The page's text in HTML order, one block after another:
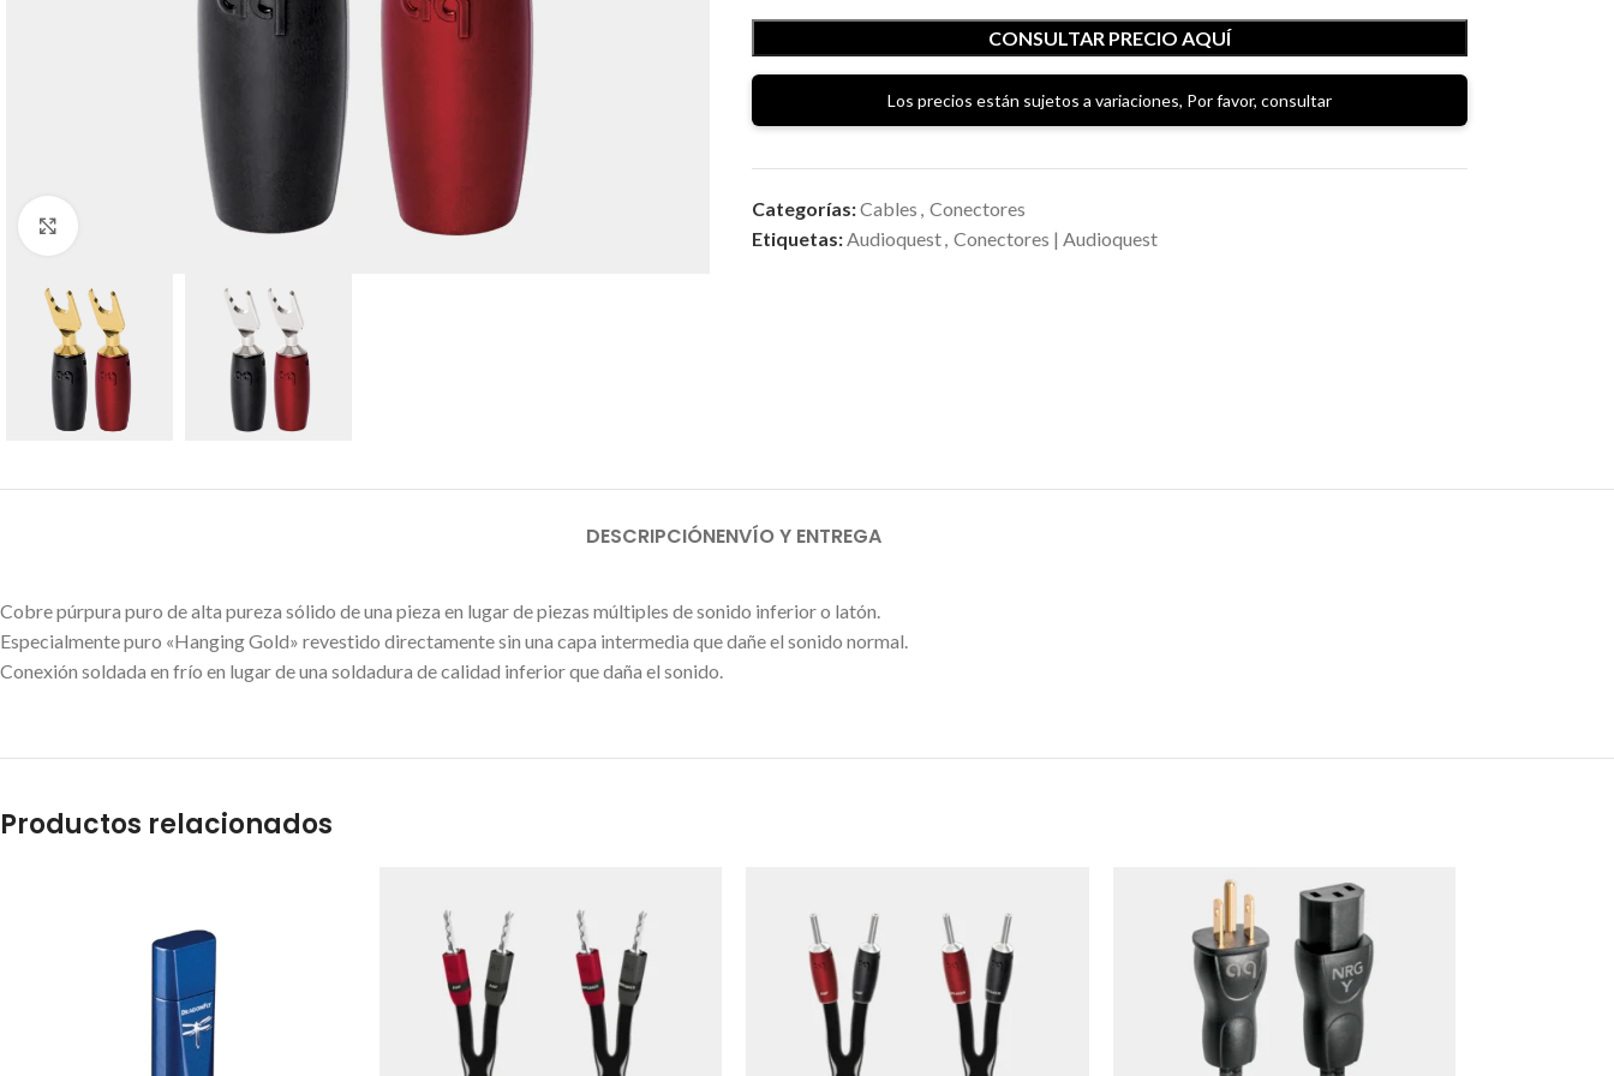
Click para agrandar imagen
CONSULTAR PRECIO AQUÍ
Los precios están sujetos a variaciones, Por favor, consultar
Categorías:Cables , Conectores
Etiquetas:Audioquest, Conectores | Audioquest
DESCRIPCIÓNENVÍO Y ENTREGA
Cobre púrpura puro de alta pureza sólido de una pieza en lugar de piezas múltiples de sonido inferior o latón.
Especialmente puro «Hanging Gold» revestido directamente sin una capa intermedia que dañe el sonido normal.
Conexión soldada en frío en lugar de una soldadura de calidad inferior que daña el sonido.
Productos relacionados